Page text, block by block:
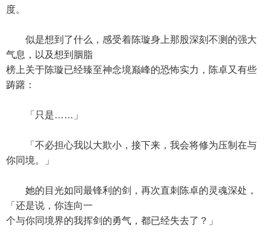
度。
似是想到了什么，感受着陈璇身上那股深刻不测的强大
气息，以及想到胭脂
榜上关于陈璇已经臻至神念境巅峰的恐怖实力，陈卓又有些
踌躇：
「只是……」
「不必担心我以大欺小，接下来，我会将修为压制在与
你同境。」
她的目光如同最锋利的剑，再次直刺陈卓的灵魂深处，
「还是说，你连向一
个与你同境界的我挥剑的勇气，都已经失去了？」